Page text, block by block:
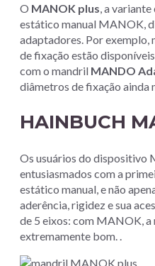
O MANOK plus, a
estático manual MANOK,
adaptadores. Por
de fixação estão
com o mandril MANDO
diâmetros de fixação ainda
HAINBUCH
Os usuários do dispositivo
entusiasmados com a
estático manual, e não
aderência, rigidez e sua
de 5 eixos: com MANOK,
extremamente bom. .